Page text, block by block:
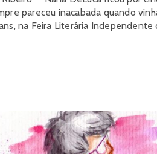
pareceu inacabada quando
na Feira Literária Independente